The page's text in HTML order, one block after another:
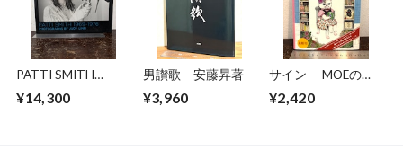
PATTI SMITH
PHOTOGRAPHS BY
¥14,300
男讃歌 安藤昇著
¥3,960
サイン MOEのえ
こ ヒグチユウコ
¥2,420